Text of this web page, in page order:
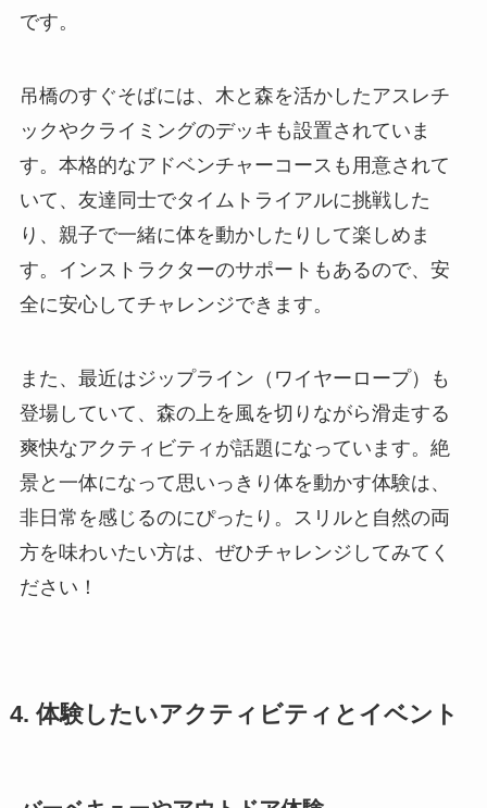
です。
吊橋のすぐそばには、木と森を活かしたアスレチ
ックやクライミングのデッキも設置されていま
す。本格的なアドベンチャーコースも用意されて
いて、友達同士でタイムトライアルに挑戦した
り、親子で一緒に体を動かしたりして楽しめま
す。インストラクターのサポートもあるので、安
全に安心してチャレンジできます。
また、最近はジップライン（ワイヤーロープ）も
登場していて、森の上を風を切りながら滑走する
爽快なアクティビティが話題になっています。絶
景と一体になって思いっきり体を動かす体験は、
非日常を感じるのにぴったり。スリルと自然の両
方を味わいたい方は、ぜひチャレンジしてみてく
ださい！
4. 体験したいアクティビティとイベント